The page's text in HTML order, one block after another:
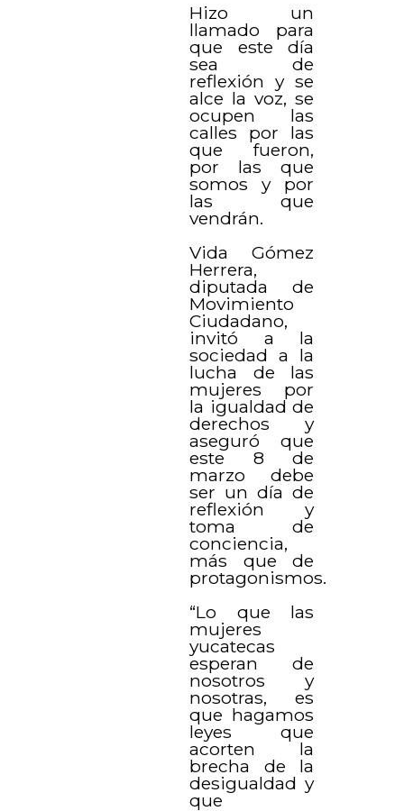
Hizo un
llamado para
que este día
sea de
reflexión y se
alce la voz, se
ocupen las
calles por las
que fueron,
por las que
somos y por
las que
vendrán.
Vida Gómez
Herrera,
diputada de
Movimiento
Ciudadano,
invitó a la
sociedad a la
lucha de las
mujeres por
la igualdad de
derechos y
aseguró que
este 8 de
marzo debe
ser un día de
reflexión y
toma de
conciencia,
más que de
protagonismos.
“Lo que las
mujeres
yucatecas
esperan de
nosotros y
nosotras, es
que hagamos
leyes que
acorten la
brecha de la
desigualdad y
que